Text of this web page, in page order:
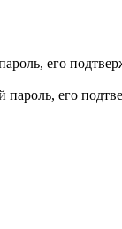
его
его